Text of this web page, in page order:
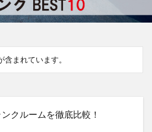
まれています。
クルームを徹底比較！